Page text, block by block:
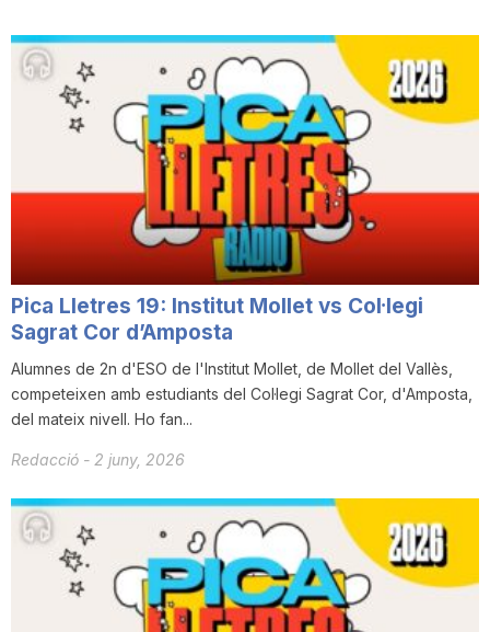
Pica Lletres 19: Institut Mollet vs Col·legi
Sagrat Cor d’Amposta
Alumnes de 2n d'ESO de l'Institut Mollet, de Mollet del Vallès,
competeixen amb estudiants del Col·legi Sagrat Cor, d'Amposta,
del mateix nivell. Ho fan...
Redacció - 2 juny, 2026